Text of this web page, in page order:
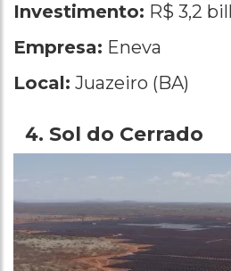
Investimento: R$ 3,2
Empresa: Eneva
Local: Juazeiro (BA)
Sol do Cerrado